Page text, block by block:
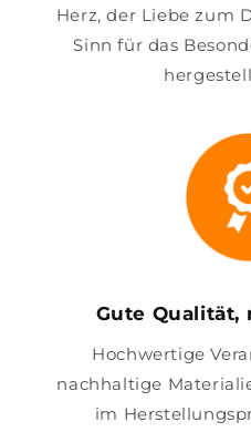
Herz, der Liebe zum
Sinn für das
Gute Qualität,
Hochwertige
nachhaltige
im